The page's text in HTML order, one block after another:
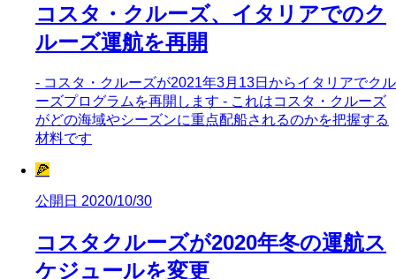
コスタ・クルーズ、イタリアでのク
ルーズ運航を再開
- コスタ・クルーズが2021年3月13日からイタリアでクル
ーズプログラムを再開します - これはコスタ・クルーズ
がどの海域やシーズンに重点配船されるのかを把握する
材料です
🍕
公開日 2020/10/30
コスタクルーズが2020年冬の運航ス
ケジュールを変更